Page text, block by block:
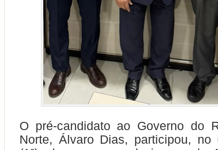
O pré-candidato ao Governo do
Norte, Álvaro Dias, participou, no